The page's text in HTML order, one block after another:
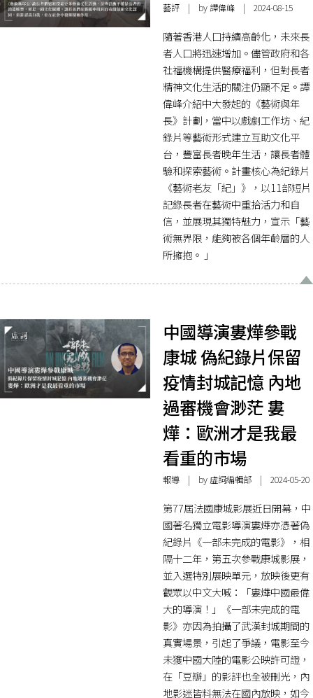
藝評| by 譚偉峰 | 2024-08-15
隨著香港人口持續高齡化，未來長
者人口將迅速增加。儘管政府和各
社福機構提供醫療福利，但對長者
精神文化生活的關注仍顯不足。譚
偉峰介紹中大發起的《藝術與年
長》計劃，當中以戲劇工作坊、紀
錄片等藝術形式建立互助文化平
台，豐富長者晚年生活，讓長者體
驗和探索藝術。計畫核心為紀錄片
《藝術老友「紀」》，以11部短片
記錄長者在藝術中重拾活力和自
信，並展現其獨特魅力，宣示「藝
術無界限，能夠被各個年齡層的人
所擁抱。 」
中國導演婁燁參戰
康城 偽紀錄片保留
疫情封城記憶 內地
過審機會渺茫 婁
燁：歐洲才是我最
看重的市場
報導| by 虛詞編輯部 | 2024-05-20
第77屆法國康城影展近日開幕，中
國著名獨立電影導演婁燁亦憑著偽
紀錄片《一部未完成的電影》，相
隔十二年，第五次參戰康城影展，
並入選特別展映單元，放映後更有
觀眾以中文大喊：「婁燁中國最偉
大的導演！」《一部未完成的電
影》亦因為拍攝了武漢封城期間的
真實場景，引起了爭議，電影至今
未獲中國大陸的電影公映許可證，
在「豆瓣」的影評也全被刪光，內
地影迷皆料無法在國內放映，如今